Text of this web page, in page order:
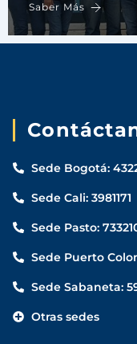
Saber Más
Sede Bogotá:
Sede Cali: 3981171
Sede Pasto:
Sede Puerto
Sede Sabaneta:
Otras sedes